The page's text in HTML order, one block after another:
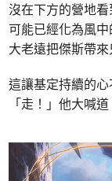
沒在下方的營地
可能已經化為風
大老遠把傑斯帶來
這讓基定持續的
「走！」他大喊